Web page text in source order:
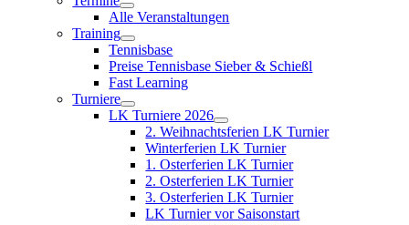
Alle Veranstaltungen
Training
Tennisbase
Preise Tennisbase Sieber & Schießl
Fast Learning
Turniere
LK Turniere 2026
2. Weihnachtsferien LK Turnier
Winterferien LK Turnier
1. Osterferien LK Turnier
2. Osterferien LK Turnier
3. Osterferien LK Turnier
LK Turnier vor Saisonstart